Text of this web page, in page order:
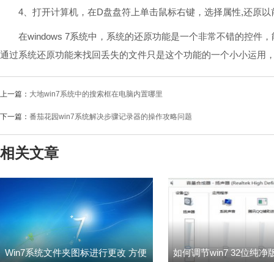
4、打开计算机，在D盘盘符上单击鼠标右键，选择属性,还原以
在windows 7系统中，系统的还原功能是一个非常不错的控件，
通过系统还原功能来找回丢失的文件只是这个功能的一个小小运用
上一篇： 大地win7系统中的搜索框在电脑内置哪里
下一篇： 番茄花园win7系统解决步骤记录器的操作攻略问题
相关文章
Win7系统文件夹图标进行更改 方便
如何调节win7 32位纯净